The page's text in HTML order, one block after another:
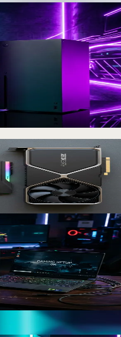
konsollarınızda HDMI
macun yenileme ve
kartları, işlemciler,
el masaüstü, laptop